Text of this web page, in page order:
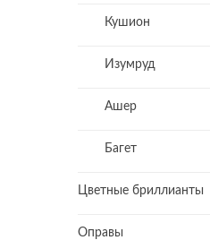
Кушион
Изумруд
Ашер
Багет
Цветные бриллианты
Оправы